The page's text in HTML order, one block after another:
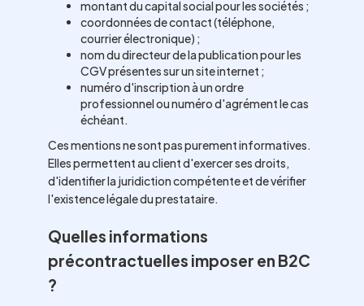
montant du capital social pour les sociétés ;
coordonnées de contact (téléphone,
courrier électronique) ;
nom du directeur de la publication pour les
CGV présentes sur un site internet ;
numéro d'inscription à un ordre
professionnel ou numéro d'agrément le cas
échéant.
Ces mentions ne sont pas purement informatives.
Elles permettent au client d'exercer ses droits,
d'identifier la juridiction compétente et de vérifier
l'existence légale du prestataire.
Quelles informations
précontractuelles imposer en B2C
?